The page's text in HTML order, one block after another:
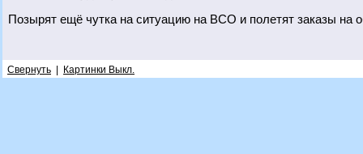
Позырят ещё чутка на ситуацию на ВСО и полетят заказы
Свернуть Картинки Выкл.